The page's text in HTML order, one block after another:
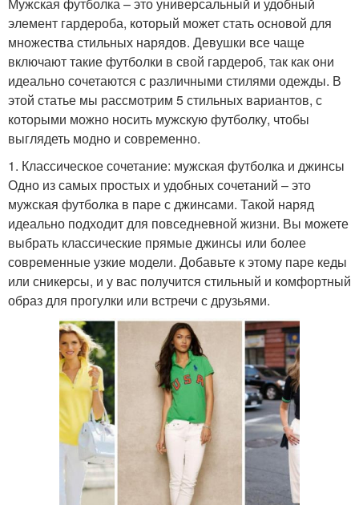
элемент гардероба, который может стать основой для
множества стильных нарядов. Девушки все чаще
включают такие футболки в свой гардероб, так как они
идеально сочетаются с различными стилями одежды. В
этой статье мы рассмотрим 5 стильных вариантов, с
которыми можно носить мужскую футболку, чтобы
выглядеть модно и современно.
1. Классическое сочетание: мужская футболка и джинсы
Одно из самых простых и удобных сочетаний – это
мужская футболка в паре с джинсами. Такой наряд
идеально подходит для повседневной жизни. Вы можете
выбрать классические прямые джинсы или более
современные узкие модели. Добавьте к этому паре кеды
или сникерсы, и у вас получится стильный и комфортный
образ для прогулки или встречи с друзьями.